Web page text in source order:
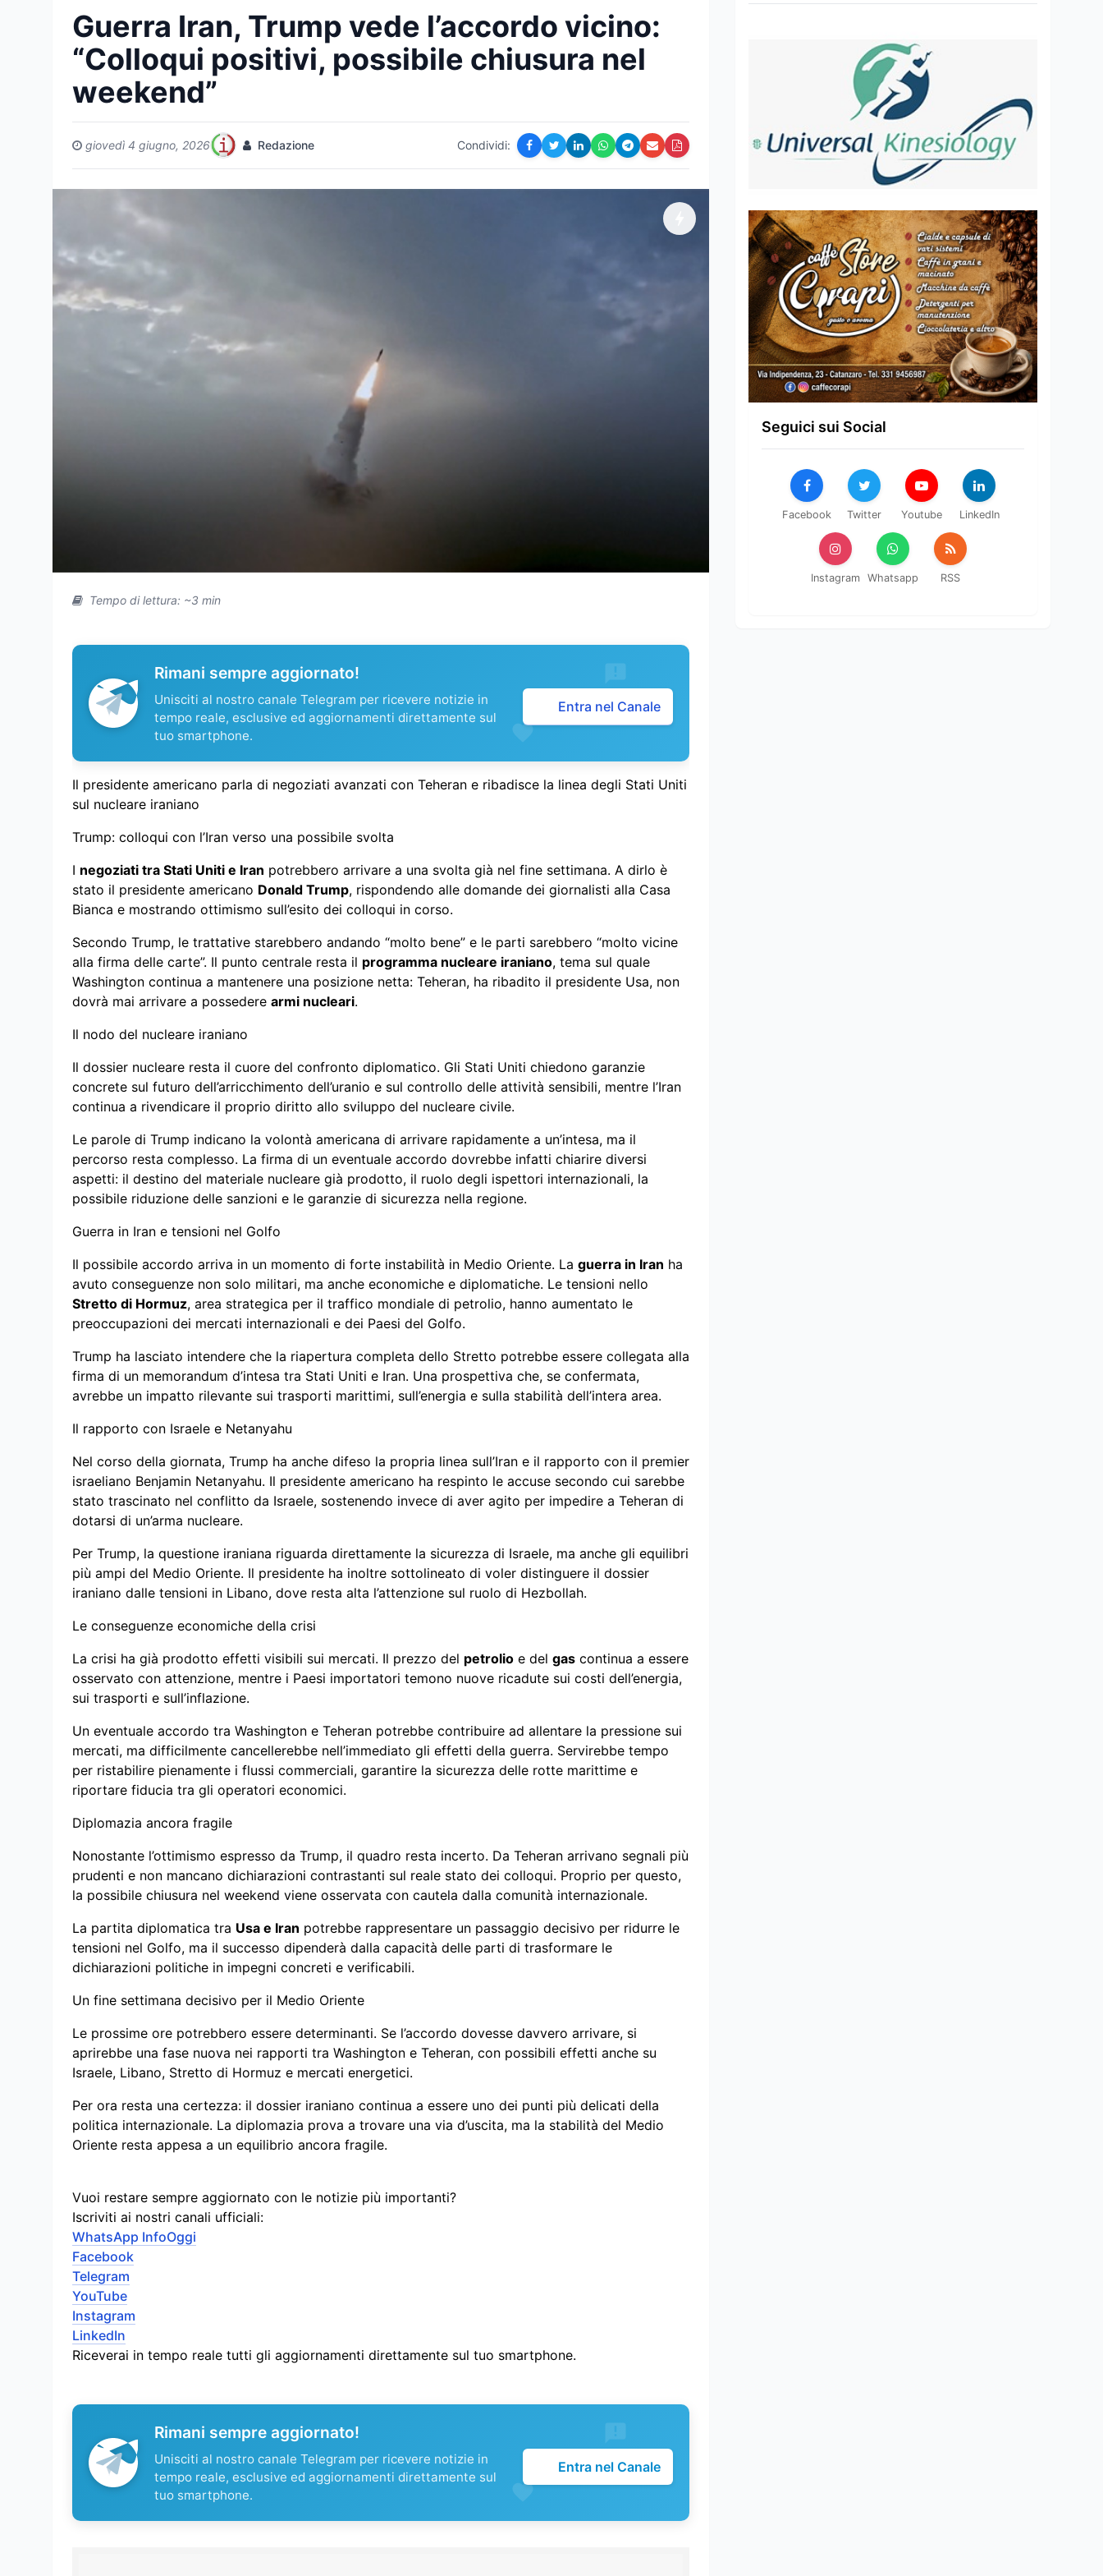
Guerra Iran, Trump vede l’accordo vicino:
“Colloqui positivi, possibile chiusura nel
weekend”
giovedì 4 giugno, 2026 Redazione Condividi:
Tempo di lettura: ~3 min
Rimani sempre aggiornato!
Unisciti al nostro canale Telegram per ricevere notizie in
tempo reale, esclusive ed aggiornamenti direttamente sul
tuo smartphone.
Entra nel Canale
Il presidente americano parla di negoziati avanzati con Teheran e ribadisce la linea degli Stati Uniti
sul nucleare iraniano
Trump: colloqui con l’Iran verso una possibile svolta
I negoziati tra Stati Uniti e Iran potrebbero arrivare a una svolta già nel fine settimana. A dirlo è
stato il presidente americano Donald Trump, rispondendo alle domande dei giornalisti alla Casa
Bianca e mostrando ottimismo sull’esito dei colloqui in corso.
Secondo Trump, le trattative starebbero andando “molto bene” e le parti sarebbero “molto vicine
alla firma delle carte”. Il punto centrale resta il programma nucleare iraniano, tema sul quale
Washington continua a mantenere una posizione netta: Teheran, ha ribadito il presidente Usa, non
dovrà mai arrivare a possedere armi nucleari.
Il nodo del nucleare iraniano
Il dossier nucleare resta il cuore del confronto diplomatico. Gli Stati Uniti chiedono garanzie
concrete sul futuro dell’arricchimento dell’uranio e sul controllo delle attività sensibili, mentre l’Iran
continua a rivendicare il proprio diritto allo sviluppo del nucleare civile.
Le parole di Trump indicano la volontà americana di arrivare rapidamente a un’intesa, ma il
percorso resta complesso. La firma di un eventuale accordo dovrebbe infatti chiarire diversi
aspetti: il destino del materiale nucleare già prodotto, il ruolo degli ispettori internazionali, la
possibile riduzione delle sanzioni e le garanzie di sicurezza nella regione.
Guerra in Iran e tensioni nel Golfo
Il possibile accordo arriva in un momento di forte instabilità in Medio Oriente. La guerra in Iran ha
avuto conseguenze non solo militari, ma anche economiche e diplomatiche. Le tensioni nello
Stretto di Hormuz, area strategica per il traffico mondiale di petrolio, hanno aumentato le
preoccupazioni dei mercati internazionali e dei Paesi del Golfo.
Trump ha lasciato intendere che la riapertura completa dello Stretto potrebbe essere collegata alla
firma di un memorandum d’intesa tra Stati Uniti e Iran. Una prospettiva che, se confermata,
avrebbe un impatto rilevante sui trasporti marittimi, sull’energia e sulla stabilità dell’intera area.
Il rapporto con Israele e Netanyahu
Nel corso della giornata, Trump ha anche difeso la propria linea sull’Iran e il rapporto con il premier
israeliano Benjamin Netanyahu. Il presidente americano ha respinto le accuse secondo cui sarebbe
stato trascinato nel conflitto da Israele, sostenendo invece di aver agito per impedire a Teheran di
dotarsi di un’arma nucleare.
Per Trump, la questione iraniana riguarda direttamente la sicurezza di Israele, ma anche gli equilibri
più ampi del Medio Oriente. Il presidente ha inoltre sottolineato di voler distinguere il dossier
iraniano dalle tensioni in Libano, dove resta alta l’attenzione sul ruolo di Hezbollah.
Le conseguenze economiche della crisi
La crisi ha già prodotto effetti visibili sui mercati. Il prezzo del petrolio e del gas continua a essere
osservato con attenzione, mentre i Paesi importatori temono nuove ricadute sui costi dell’energia,
sui trasporti e sull’inflazione.
Un eventuale accordo tra Washington e Teheran potrebbe contribuire ad allentare la pressione sui
mercati, ma difficilmente cancellerebbe nell’immediato gli effetti della guerra. Servirebbe tempo
per ristabilire pienamente i flussi commerciali, garantire la sicurezza delle rotte marittime e
riportare fiducia tra gli operatori economici.
Diplomazia ancora fragile
Nonostante l’ottimismo espresso da Trump, il quadro resta incerto. Da Teheran arrivano segnali più
prudenti e non mancano dichiarazioni contrastanti sul reale stato dei colloqui. Proprio per questo,
la possibile chiusura nel weekend viene osservata con cautela dalla comunità internazionale.
La partita diplomatica tra Usa e Iran potrebbe rappresentare un passaggio decisivo per ridurre le
tensioni nel Golfo, ma il successo dipenderà dalla capacità delle parti di trasformare le
dichiarazioni politiche in impegni concreti e verificabili.
Un fine settimana decisivo per il Medio Oriente
Le prossime ore potrebbero essere determinanti. Se l’accordo dovesse davvero arrivare, si
aprirebbe una fase nuova nei rapporti tra Washington e Teheran, con possibili effetti anche su
Israele, Libano, Stretto di Hormuz e mercati energetici.
Per ora resta una certezza: il dossier iraniano continua a essere uno dei punti più delicati della
politica internazionale. La diplomazia prova a trovare una via d’uscita, ma la stabilità del Medio
Oriente resta appesa a un equilibrio ancora fragile.
Vuoi restare sempre aggiornato con le notizie più importanti?
Iscriviti ai nostri canali ufficiali:
WhatsApp InfoOggi
Facebook
Telegram
YouTube
Instagram
LinkedIn
Riceverai in tempo reale tutti gli aggiornamenti direttamente sul tuo smartphone.
Rimani sempre aggiornato!
Unisciti al nostro canale Telegram per ricevere notizie in
tempo reale, esclusive ed aggiornamenti direttamente sul
tuo smartphone.
Entra nel Canale
Seguici sui Social
Facebook Twitter Youtube LinkedIn
Instagram Whatsapp RSS